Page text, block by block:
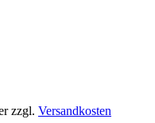
zzgl. Versandkosten